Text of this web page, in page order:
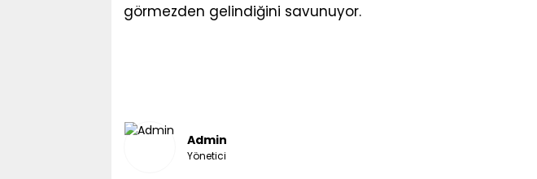
görmezden gelindiğini savunuyor.
Admin
Yönetici